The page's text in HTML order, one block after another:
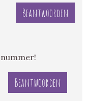
Beantwoorden
Beantwoorden